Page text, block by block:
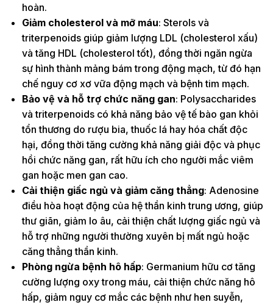
hoàn.
Giảm cholesterol và mỡ máu: Sterols và
triterpenoids giúp giảm lượng LDL (cholesterol xấu)
và tăng HDL (cholesterol tốt), đồng thời ngăn ngừa
sự hình thành mảng bám trong động mạch, từ đó hạn
chế nguy cơ xơ vữa động mạch và bệnh tim mạch.
Bảo vệ và hỗ trợ chức năng gan: Polysaccharides
và triterpenoids có khả năng bảo vệ tế bào gan khỏi
tổn thương do rượu bia, thuốc lá hay hóa chất độc
hại, đồng thời tăng cường khả năng giải độc và phục
hồi chức năng gan, rất hữu ích cho người mắc viêm
gan hoặc men gan cao.
Cải thiện giấc ngủ và giảm căng thẳng: Adenosine
điều hòa hoạt động của hệ thần kinh trung ương, giúp
thư giãn, giảm lo âu, cải thiện chất lượng giấc ngủ và
hỗ trợ những người thường xuyên bị mất ngủ hoặc
căng thẳng thần kinh.
Phòng ngừa bệnh hô hấp: Germanium hữu cơ tăng
cường lượng oxy trong máu, cải thiện chức năng hô
hấp, giảm nguy cơ mắc các bệnh như hen suyễn,